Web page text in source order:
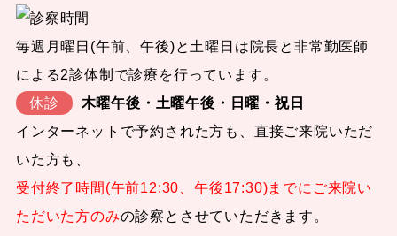
毎週月曜日(午前、午後)と土曜日は院長と非常勤医師
による2診体制で診療を行っています。
休診
木曜午後・土曜午後・日曜・祝日
インターネットで予約された方も、直接ご来院いただ
いた方も、
受付終了時間(午前12:30、午後17:30)までにご来院い
ただいた方のみの診察とさせていただきます。